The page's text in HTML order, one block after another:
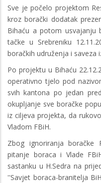
Sve je počelo projektom
kroz borački dodatak
Bihaću a potom usvajanju
tačke u Srebreniku
boračkih udruženja i saveza
Po projektu u Bihaću
operativno tjelo pod
svih kantona po jedan
okupljanje sve boračke
iz ciljeva projekta, da
Vladom FBiH.
Zbog ignoriranja boračke
pitanje boraca i Vlade
sastanku u H.Sedra na
''Savjet boraca-branitelja